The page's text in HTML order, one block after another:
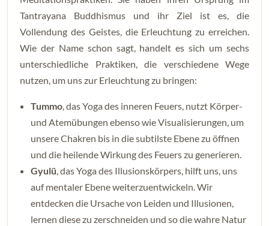
Tantrayana Buddhismus und ihr Ziel ist es, die
Vollendung des Geistes, die Erleuchtung zu erreichen.
Wie der Name schon sagt, handelt es sich um sechs
unterschiedliche Praktiken, die verschiedene Wege
nutzen, um uns zur Erleuchtung zu bringen:
Tummo, das Yoga des inneren Feuers, nutzt Körper-
und Atemübungen ebenso wie Visualisierungen, um
unsere Chakren bis in die subtilste Ebene zu öffnen
und die heilende Wirkung des Feuers zu generieren.
Gyulü, das Yoga des Illusionskörpers, hilft uns, uns
auf mentaler Ebene weiterzuentwickeln. Wir
entdecken die Ursache von Leiden und Illusionen,
lernen diese zu zerschneiden und so die wahre Natur